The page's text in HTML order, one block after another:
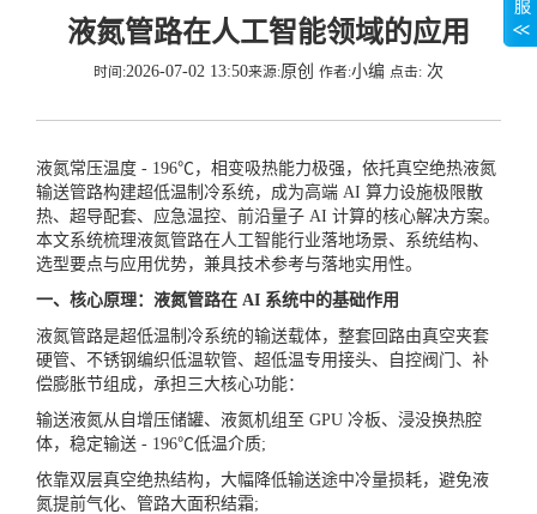
液氮管路在人工智能领域的应用
时间:2026-07-02 13:50来源:原创 作者:小编 点击: 次
液氮常压温度 - 196℃，相变吸热能力极强，依托真空绝热液氮
输送管路构建超低温制冷系统，成为高端 AI 算力设施极限散
热、超导配套、应急温控、前沿量子 AI 计算的核心解决方案。
本文系统梳理液氮管路在人工智能行业落地场景、系统结构、
选型要点与应用优势，兼具技术参考与落地实用性。
一、核心原理：液氮管路在 AI 系统中的基础作用
液氮管路是超低温制冷系统的输送载体，整套回路由真空夹套
硬管、不锈钢编织低温软管、超低温专用接头、自控阀门、补
偿膨胀节组成，承担三大核心功能：
输送液氮从自增压储罐、液氮机组至 GPU 冷板、浸没换热腔
体，稳定输送 - 196℃低温介质;
依靠双层真空绝热结构，大幅降低输送途中冷量损耗，避免液
氮提前气化、管路大面积结霜;